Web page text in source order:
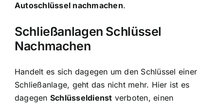
Autoschlüssel nachmachen.
Schließanlagen Schlüssel
Nachmachen
Handelt es sich dagegen um den Schlüssel einer
Schließanlage, geht das nicht mehr. Hier ist es
dagegen Schlüsseldienst verboten, einen